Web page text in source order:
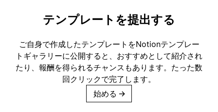
テンプレートを提出する
ご自身で作成したテンプレートをNotionテンプレー
トギャラリーに公開すると、おすすめとして紹介され
たり、報酬を得られるチャンスもあります。たった数
回クリックで完了します。
始める →